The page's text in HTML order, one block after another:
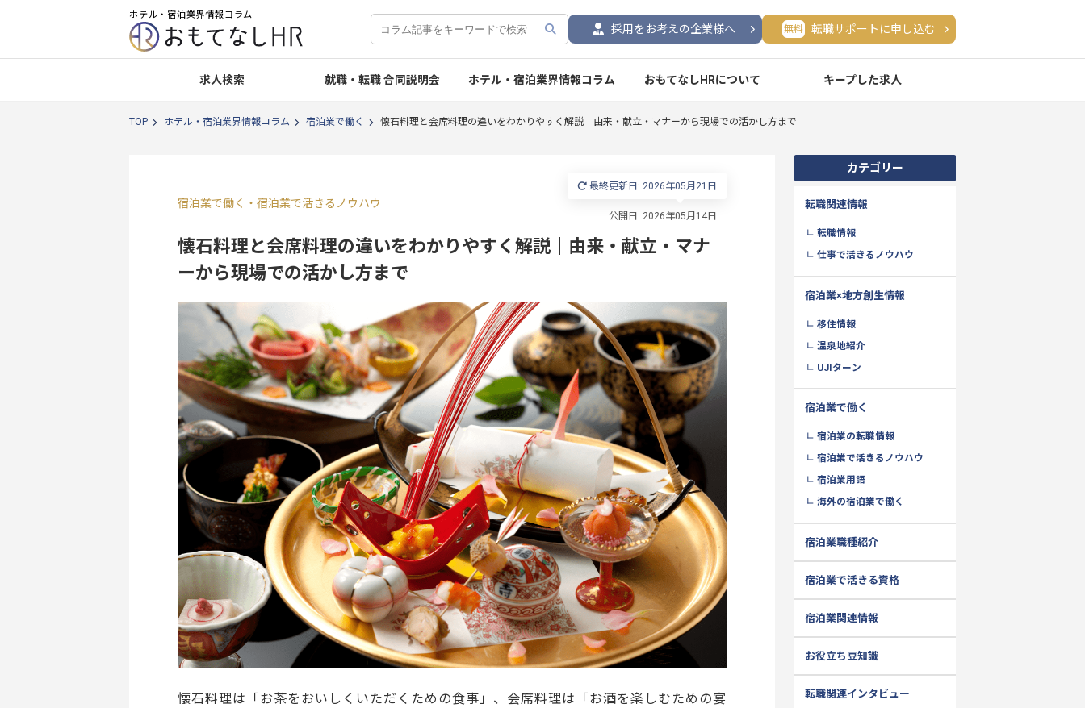
ホテル・宿泊業界情報コラム
採用をお考えの企業様へ 無料 転職サポートに申し込む
求人検索 就職・転職 合同説明会 ホテル・宿泊業界情報コラム おもてなしHRについて キープした求人
TOP ホテル・宿泊業界情報コラム 宿泊業で働く 懐石料理と会席料理の違いをわかりやすく解説｜由来・献立・マナーから現場での活かし方まで
宿泊業で働く ・ 宿泊業で活きるノウハウ
最終更新日: 2026年05月21日
懐石料理と会席料理の違いをわかりやすく解説｜由来・献立・マナ
ーから現場での活かし方まで
懐石料理は「お茶をおいしくいただくための食事」、会席料理は「お酒を楽しむための宴
カテゴリー
転職関連情報
転職情報
仕事で活きるノウハウ
宿泊業×地方創生情報
移住情報
温泉地紹介
UJIターン
宿泊業で働く
宿泊業の転職情報
宿泊業で活きるノウハウ
宿泊業用語
海外の宿泊業で働く
宿泊業職種紹介
宿泊業で活きる資格
宿泊業関連情報
お役立ち豆知識
転職関連インタビュー